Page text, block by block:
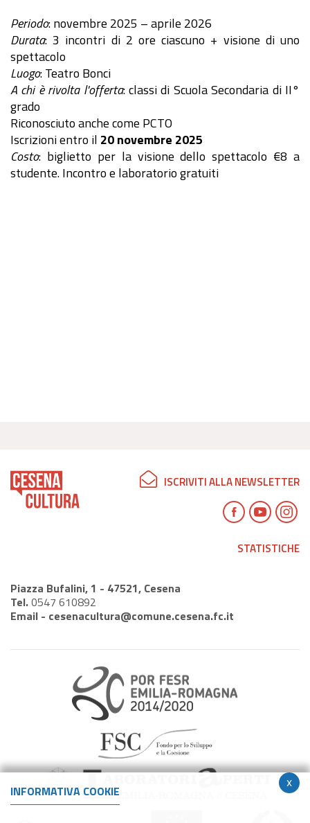
Periodo: novembre 2025 – aprile 2026
Durata: 3 incontri di 2 ore ciascuno + visione di uno
spettacolo
Luogo: Teatro Bonci
A chi è rivolta l'offerta: classi di Scuola Secondaria di II°
grado
Riconosciuto anche come PCTO
Iscrizioni entro il 20 novembre 2025
Costo: biglietto per la visione dello spettacolo €8 a
studente. Incontro e laboratorio gratuiti
ISCRIVITI ALLA NEWSLETTER
STATISTICHE
Piazza Bufalini, 1 - 47521, Cesena
Tel.0547 610892
Email - cesenacultura@comune.cesena.fc.it
x
INFORMATIVA COOKIE